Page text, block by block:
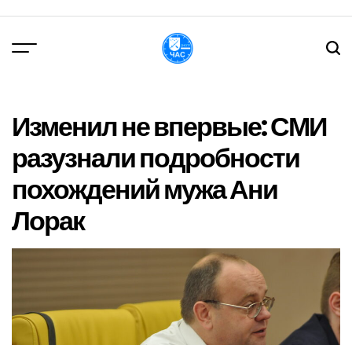
вмісту
Изменил не впервые: СМИ
разузнали подробности
похождений мужа Ани
Лорак